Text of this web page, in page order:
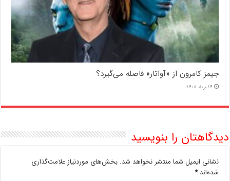
جیمز کامرون از «آواتار» فاصله می‌گیرد؟
14 مرداد 1405
دیدگاهتان را بنویسید
نشانی ایمیل شما منتشر نخواهد شد. بخش‌های موردنیاز علامت‌گذاری
شده‌اند*